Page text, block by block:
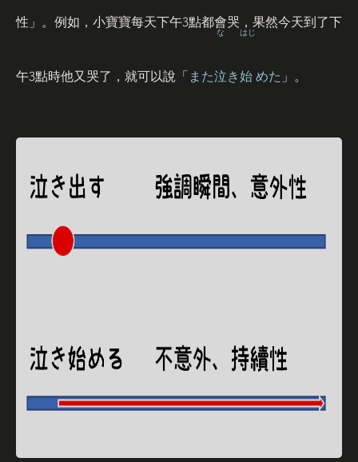
性」。例如，小寶寶每天下午3點都會哭，果然今天到了下
午3點時他又哭了，就可以說「 また泣
な
き始
はじ
めた 」。